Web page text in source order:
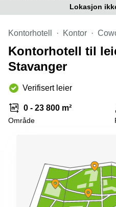
Trondheim
Leie
kontor
Drammen
Leie
kontor
Bærum
Coworking
Kohts
Lysaker
Strandveien
Hilles
Bergen
Kasperveien
Elverum
Hammerstadvegen
2 Eidsvoll
Lokasjon
Kontorhotell Kontor
Kontorhotell til
Stavanger
Verifisert leier
0 - 23 800 m²
Område